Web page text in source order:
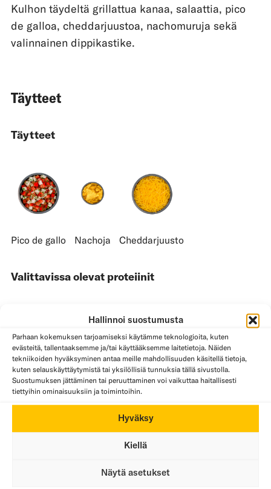
Hallinnoi suostumusta
Parhaan kokemuksen tarjoamiseksi käytämme teknologioita, kuten
evästeitä, tallentaaksemme ja/tai käyttääksemme laitetietoja. Näiden
tekniikoiden hyväksyminen antaa meille mahdollisuuden käsitellä tietoja,
kuten selauskäyttäytymistä tai yksilöllisiä tunnuksia tällä sivustolla.
Suostumuksen jättäminen tai peruuttaminen voi vaikuttaa haitallisesti
tiettyihin ominaisuuksiin ja toimintoihin.
Hyväksy
Kiellä
Näytä asetukset
Kulhon täydeltä grillattua kanaa, salaattia, pico
de galloa, cheddarjuustoa, nachomuruja sekä
valinnainen dippikastike.
Täytteet
Täytteet
Pico de gallo Nachoja Cheddarjuusto
Valittavissa olevat proteiinit
Naudan jauhelihaKasviproteiiniGrillattu kana